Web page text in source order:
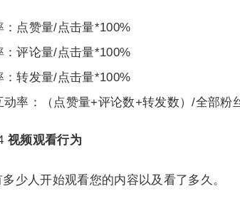
：点赞量/点击量*100%
：评论量/点击量*100%
：转发量/点击量*100%
动率：（点赞量+评论数+转发数）/全部粉
视频观看行为
多少人开始观看您的内容以及看了多久。